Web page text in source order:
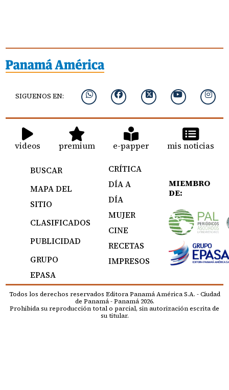
SIGUENOS EN:
videos premium e-papper mis noticias
BUSCAR
MAPA DEL
SITIO
CLASIFICADOS
PUBLICIDAD
GRUPO
EPASA
CRÍTICA
DÍA A
DÍA
MUJER
CINE
RECETAS
IMPRESOS
MIEMBRO
DE:
Todos los derechos reservados Editora Panamá América S.A. - Ciudad
de Panamá - Panamá 2026.
Prohibida su reproducción total o parcial, sin autorización escrita de
su titular.